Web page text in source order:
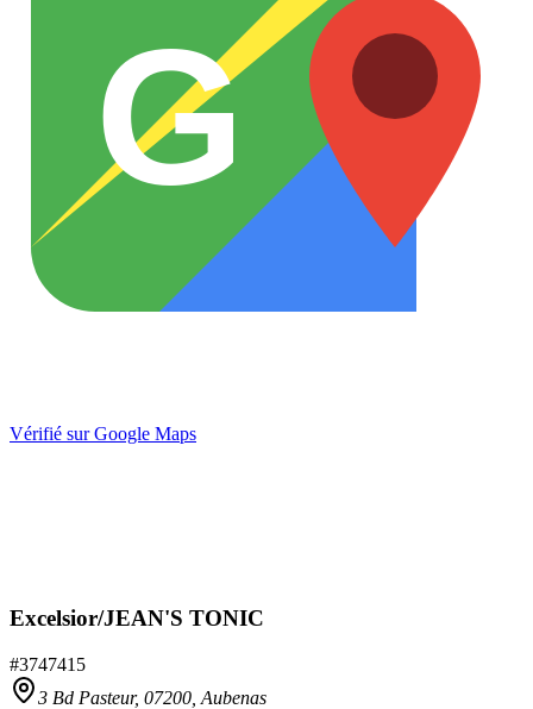
G
Vérifié sur Google Maps
Excelsior/JEAN'S TONIC
#3747415
3 Bd Pasteur, 07200 Aubenas